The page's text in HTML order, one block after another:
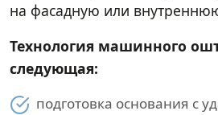
на фасадную или
Технология машинного
следующая:
подготовка основания с